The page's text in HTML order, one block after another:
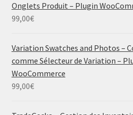
Onglets Produit – Plugin
99,00€
Variation Swatches and Photos –
comme Sélecteur de Variation –
WooCommerce
99,00€